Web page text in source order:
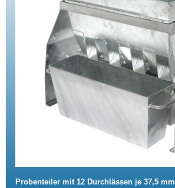
Probenteiler mit 12 Durchlässen je 37,5 mm